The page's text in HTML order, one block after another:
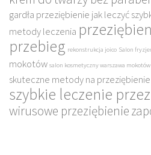
gardła przeziębienie jak leczyć
metody leczenia
przebieg rekonstrukcja joico Salon
mokotów salon kosmetyczny warszawa mokotów
skuteczne metody na przeziębienie
szybkie leczenie
wirusowe przeziębienie